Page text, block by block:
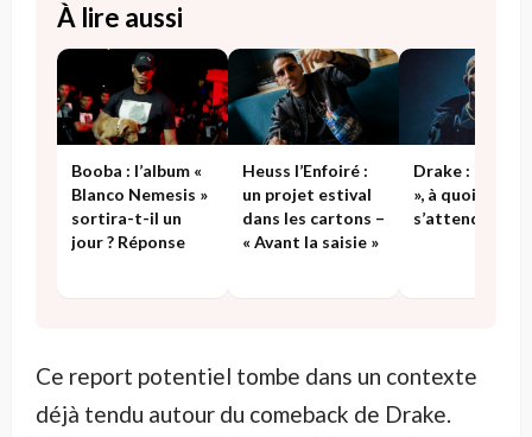
À lire aussi
Booba : l’album «
Blanco Nemesis »
sortira-t-il un
jour ? Réponse
Heuss l’Enfoiré :
un projet estival
dans les cartons –
« Avant la saisie »
Drake : «
», à quoi faut-il
s’attendre ?
Ce report potentiel tombe dans un contexte
déjà tendu autour du comeback de Drake.